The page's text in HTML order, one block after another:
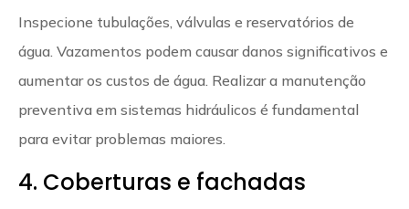
Inspecione tubulações, válvulas e reservatórios de
água. Vazamentos podem causar danos significativos e
aumentar os custos de água. Realizar a manutenção
preventiva em sistemas hidráulicos é fundamental
para evitar problemas maiores.
4. Coberturas e fachadas